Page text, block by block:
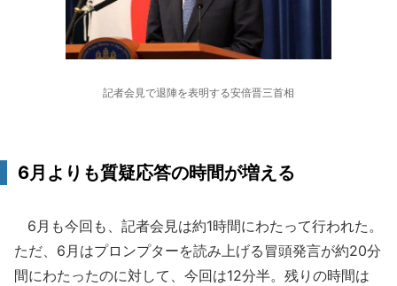
記者会見で退陣を表明する安倍晋三首相
6月よりも質疑応答の時間が増える
6月も今回も、記者会見は約1時間にわたって行われた。
ただ、6月はプロンプターを読み上げる冒頭発言が約20分
間にわたったのに対して、今回は12分半。残りの時間は